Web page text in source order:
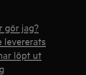
gör jag?
levererats
löpt ut